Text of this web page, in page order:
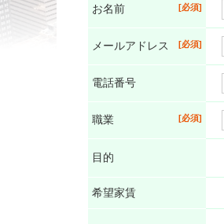
お名前
メールアドレス
電話番号
職業
目的
希望家賃